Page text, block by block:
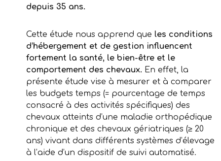
depuis 35 ans.
Cette étude nous apprend que les conditions
d’hébergement et de gestion influencent
fortement la santé, le bien-être et le
comportement des chevaux. En effet, la
présente étude vise à mesurer et à comparer
les budgets temps (= pourcentage de temps
consacré à des activités spécifiques) des
chevaux atteints d’une maladie orthopédique
chronique et des chevaux gériatriques (≥ 20
ans) vivant dans différents systèmes d’élevage
à l’aide d’un dispositif de suivi automatisé.